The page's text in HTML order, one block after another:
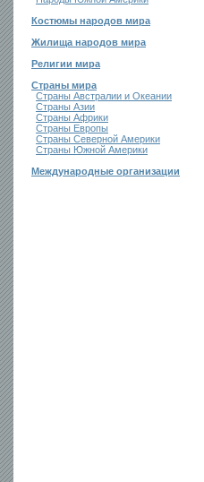
Костюмы народов мира
Жилища народов мира
Религии мира
Страны мира
Страны Австралии и Океании
Страны Азии
Страны Африки
Страны Европы
Страны Северной Америки
Страны Южной Америки
Международные организации